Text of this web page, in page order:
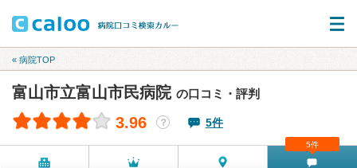
« 病院TOP
富山市立富山市民病院 の口コミ・評判
3.96 ？ 5件
5件